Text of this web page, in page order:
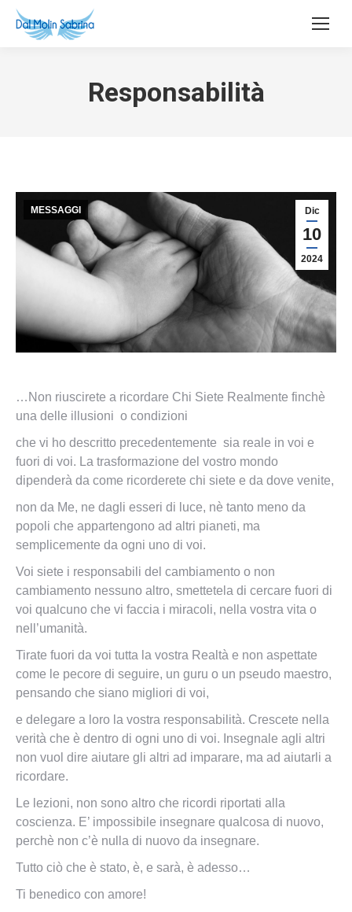
Responsabilità
Dic
10
2024
MESSAGGI
…Non riuscirete a ricordare Chi Siete Realmente finchè
una delle illusioni o condizioni
che vi ho descritto precedentemente sia reale in voi e
fuori di voi. La trasformazione del vostro mondo
dipenderà da come ricorderete chi siete e da dove venite,
non da Me, ne dagli esseri di luce, nè tanto meno da
popoli che appartengono ad altri pianeti, ma
semplicemente da ogni uno di voi.
Voi siete i responsabili del cambiamento o non
cambiamento nessuno altro, smettetela di cercare fuori di
voi qualcuno che vi faccia i miracoli, nella vostra vita o
nell’umanità.
Tirate fuori da voi tutta la vostra Realtà e non aspettate
come le pecore di seguire, un guru o un pseudo maestro,
pensando che siano migliori di voi,
e delegare a loro la vostra responsabilità. Crescete nella
verità che è dentro di ogni uno di voi. Insegnale agli altri
non vuol dire aiutare gli altri ad imparare, ma ad aiutarli a
ricordare.
Le lezioni, non sono altro che ricordi riportati alla
coscienza. E’ impossibile insegnare qualcosa di nuovo,
perchè non c’è nulla di nuovo da insegnare.
Tutto ciò che è stato, è, e sarà, è adesso…
Ti benedico con amore!